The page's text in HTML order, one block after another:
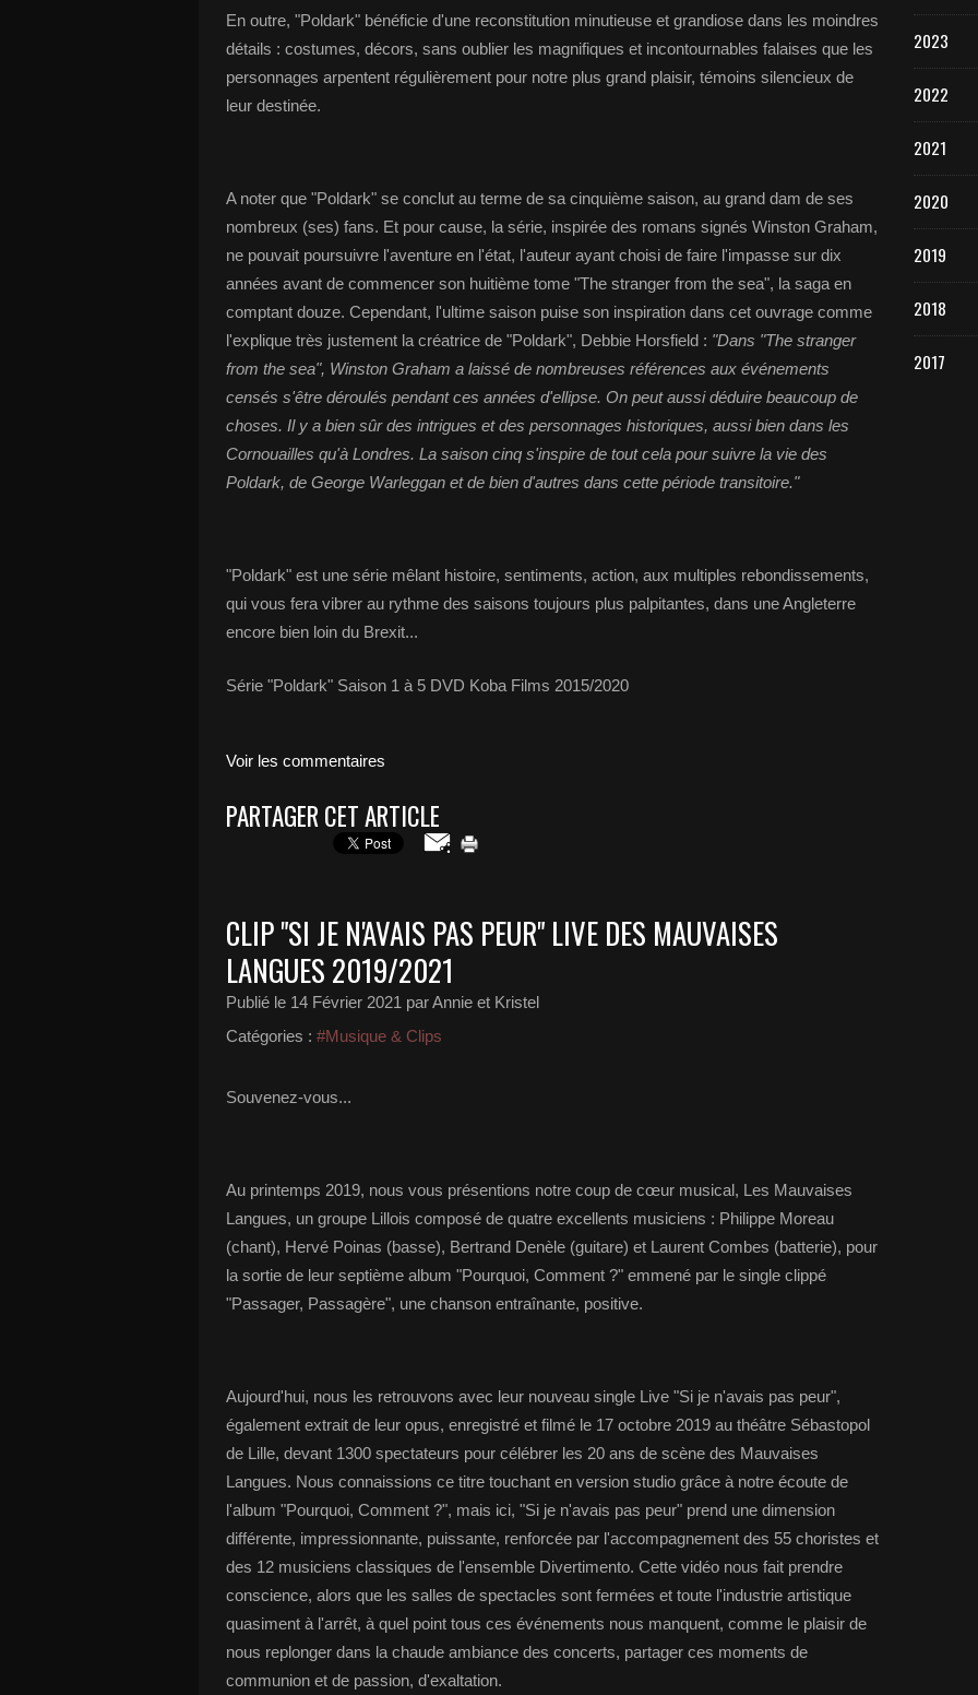
En outre, "Poldark" bénéficie d'une reconstitution minutieuse et grandiose dans les moindres
détails : costumes, décors, sans oublier les magnifiques et incontournables falaises que les
personnages arpentent régulièrement pour notre plus grand plaisir, témoins silencieux de
leur destinée.
A noter que "Poldark" se conclut au terme de sa cinquième saison, au grand dam de ses
nombreux (ses) fans. Et pour cause, la série, inspirée des romans signés Winston Graham,
ne pouvait poursuivre l'aventure en l'état, l'auteur ayant choisi de faire l'impasse sur dix
années avant de commencer son huitième tome "The stranger from the sea", la saga en
comptant douze. Cependant, l'ultime saison puise son inspiration dans cet ouvrage comme
l'explique très justement la créatrice de "Poldark", Debbie Horsfield : "Dans "The stranger
from the sea", Winston Graham a laissé de nombreuses références aux événements
censés s'être déroulés pendant ces années d'ellipse. On peut aussi déduire beaucoup de
choses. Il y a bien sûr des intrigues et des personnages historiques, aussi bien dans les
Cornouailles qu'à Londres. La saison cinq s'inspire de tout cela pour suivre la vie des
Poldark, de George Warleggan et de bien d'autres dans cette période transitoire."
"Poldark" est une série mêlant histoire, sentiments, action, aux multiples rebondissements,
qui vous fera vibrer au rythme des saisons toujours plus palpitantes, dans une Angleterre
encore bien loin du Brexit...
Série "Poldark" Saison 1 à 5 DVD Koba Films 2015/2020
Voir les commentaires
PARTAGER CET ARTICLE
CLIP "SI JE N'AVAIS PAS PEUR" LIVE DES MAUVAISES
LANGUES 2019/2021
Publié le 14 Février 2021 par Annie et Kristel
Catégories : #Musique & Clips
Souvenez-vous...
Au printemps 2019, nous vous présentions notre coup de cœur musical, Les Mauvaises
Langues, un groupe Lillois composé de quatre excellents musiciens : Philippe Moreau
(chant), Hervé Poinas (basse), Bertrand Denèle (guitare) et Laurent Combes (batterie), pour
la sortie de leur septième album "Pourquoi, Comment ?" emmené par le single clippé
"Passager, Passagère", une chanson entraînante, positive.
Aujourd'hui, nous les retrouvons avec leur nouveau single Live "Si je n'avais pas peur",
également extrait de leur opus, enregistré et filmé le 17 octobre 2019 au théâtre Sébastopol
de Lille, devant 1300 spectateurs pour célébrer les 20 ans de scène des Mauvaises
Langues. Nous connaissions ce titre touchant en version studio grâce à notre écoute de
l'album "Pourquoi, Comment ?", mais ici, "Si je n'avais pas peur" prend une dimension
différente, impressionnante, puissante, renforcée par l'accompagnement des 55 choristes et
des 12 musiciens classiques de l'ensemble Divertimento. Cette vidéo nous fait prendre
conscience, alors que les salles de spectacles sont fermées et toute l'industrie artistique
quasiment à l'arrêt, à quel point tous ces événements nous manquent, comme le plaisir de
nous replonger dans la chaude ambiance des concerts, partager ces moments de
communion et de passion, d'exaltation.
2023
2022
2021
2020
2019
2018
2017